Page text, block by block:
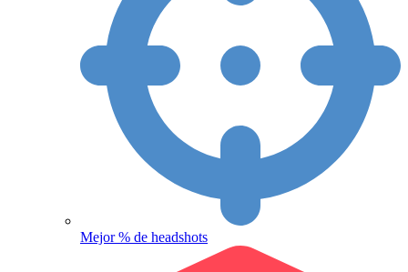
Mejor % de headshots